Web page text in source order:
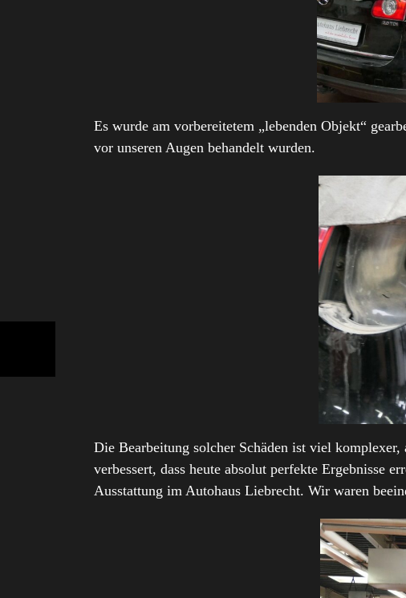
Es wurde am vorbereitetem „lebenden Objekt“
vor unseren Augen behandelt wurden.
Die Bearbeitung solcher Schäden ist viel
verbessert, dass heute absolut perfekte Ergebnisse
Ausstattung im Autohaus Liebrecht. Wir waren